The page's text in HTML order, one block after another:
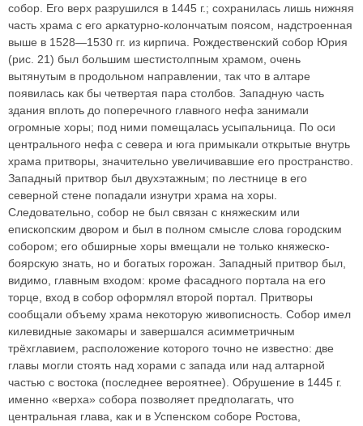
собор. Его верх разрушился в 1445 г.; сохранилась лишь нижняя
часть храма с его аркатурно-колончатым поясом, надстроенная
выше в 1528—1530 гг. из кирпича. Рождественский собор Юрия
(рис. 21) был большим шестистолпным храмом, очень
вытянутым в продольном направлении, так что в алтаре
появилась как бы четвертая пара столбов. Западную часть
здания вплоть до поперечного главного нефа занимали
огромные хоры; под ними помещалась усыпальница. По оси
центрального нефа с севера и юга примыкали открытые внутрь
храма притворы, значительно увеличивавшие его пространство.
Западный притвор был двухэтажным; по лестнице в его
северной стене попадали изнутри храма на хоры.
Следовательно, собор не был связан с княжеским или
епископским двором и был в полном смысле слова городским
собором; его обширные хоры вмещали не только княжеско-
боярскую знать, но и богатых горожан. Западный притвор был,
видимо, главным входом: кроме фасадного портала на его
торце, вход в собор оформлял второй портал. Притворы
сообщали объему храма некоторую живописность. Собор имел
килевидные закомары и завершался асимметричным
трёхглавием, расположение которого точно не известно: две
главы могли стоять над хорами с запада или над алтарной
частью с востока (последнее вероятнее). Обрушение в 1445 г.
именно «верха» собора позволяет предполагать, что
центральная глава, как и в Успенском соборе Ростова,